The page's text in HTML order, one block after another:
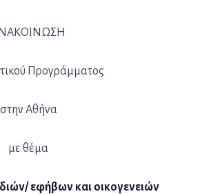
Προγράμματος
στην Αθήνα
με θέμα
εφήβων και οικογενειών